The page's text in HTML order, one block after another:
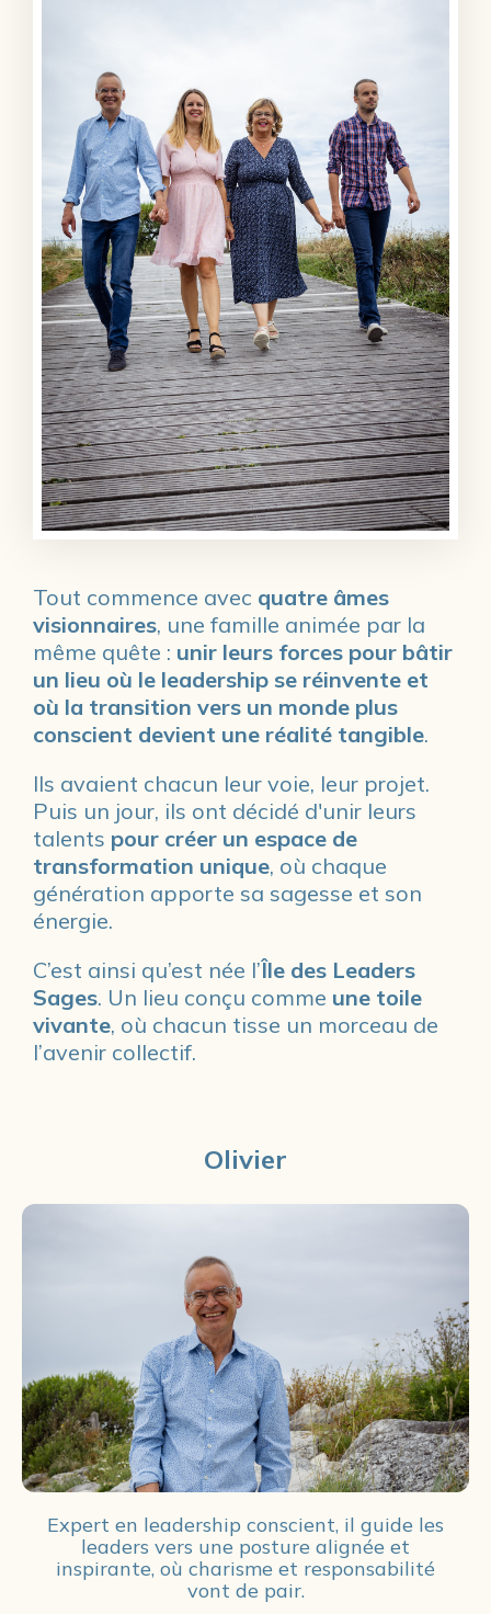
Tout commence avec quatre âmes
visionnaires, une famille animée par la
même quête : unir leurs forces pour bâtir
un lieu où le leadership se réinvente et
où la transition vers un monde plus
conscient devient une réalité tangible.
Ils avaient chacun leur voie, leur projet.
Puis un jour, ils ont décidé d'unir leurs
talents pour créer un espace de
transformation unique, où chaque
génération apporte sa sagesse et son
énergie.
C’est ainsi qu’est née l’Île des Leaders
Sages. Un lieu conçu comme une toile
vivante, où chacun tisse un morceau de
l’avenir collectif.
Olivier
Expert en leadership conscient, il guide les
leaders vers une posture alignée et
inspirante, où charisme et responsabilité
vont de pair.